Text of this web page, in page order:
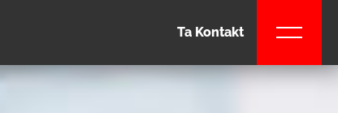
Ta Kontakt